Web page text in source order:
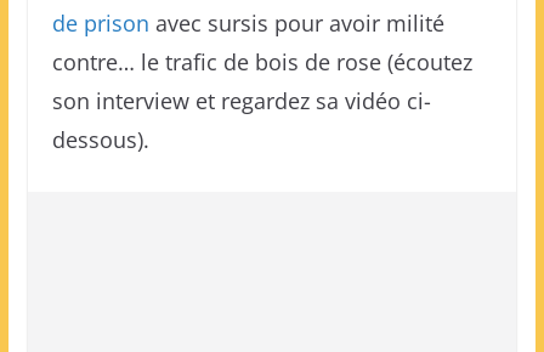
de prison avec sursis pour avoir milité
contre… le trafic de bois de rose (écoutez
son interview et regardez sa vidéo ci-
dessous).